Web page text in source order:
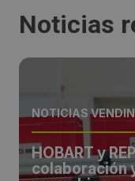
Noticias
NOTICIAS
HOBART y
colaboración